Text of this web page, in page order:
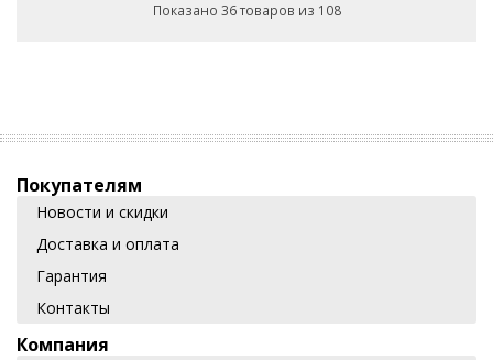
Показано 36 товаров из 108
Покупателям
Новости и скидки
Доставка и оплата
Гарантия
Контакты
Компания